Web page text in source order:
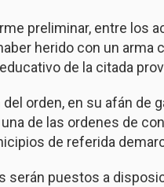
preliminar, entre los
herido con un
de la citada
orden, en su afán de
de las ordenes de
de referida
serán puestos a